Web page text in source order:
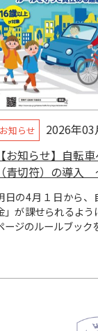
お知らせ
2026年03
【お知らせ】自転
（青切符）の導入
日の4月１日から、
」が課せられるよ
ージのルールブック